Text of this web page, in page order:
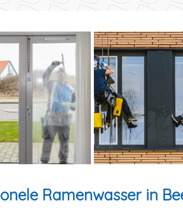
Ramenwasser in